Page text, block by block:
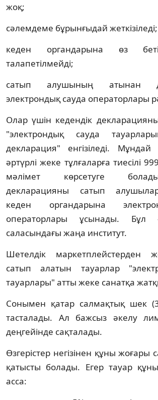
жоқ;
сәлемдеме бұрынғыдай жеткізіледі;
кеден органдарына өз
талапетілмейді;
сатып алушының атынан
электрондық сауда операторлары
Олар үшін кедендік
"электрондық сауда
декларация" енгізіледі. Мұндай
әртүрлі жеке тұлғаларға тиесілі
мәлімет көрсетуге
декларацияны сатып
кеден органдарына
операторлары ұсынады. Бұл
саласындағы жаңа институт.
Шетелдік маркетплейстерден
сатып алатын тауарлар
тауарлары" атты жеке санатқа
Сонымен қатар салмақтық шек
тасталады. Ал бажсыз әкелу
деңгейінде сақталады.
Өзгерістер негізінен құны жоғары
қатысты болады. Егер тауар
асса: